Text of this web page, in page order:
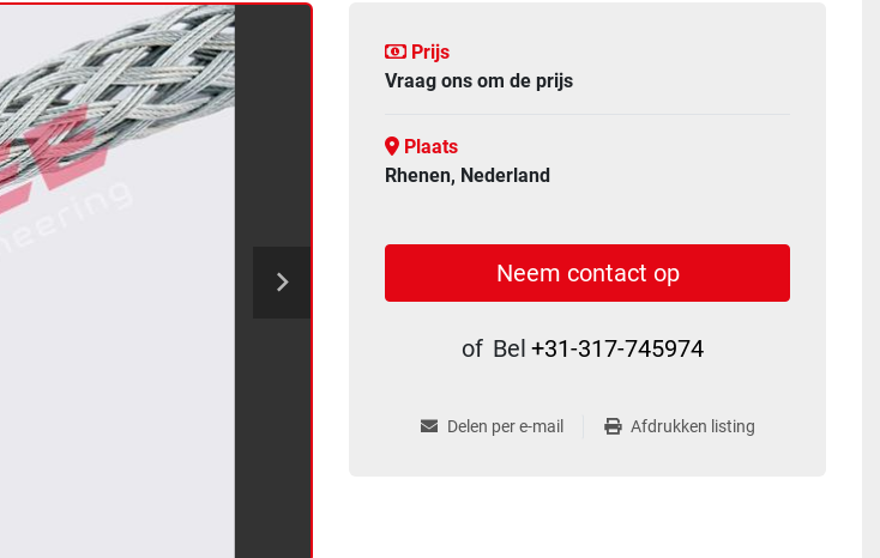
Prijs
Vraag ons om de prijs
Plaats
Rhenen, Nederland
Neem contact op
of Bel +31-317-745974
Delen per e-mail Afdrukken listing